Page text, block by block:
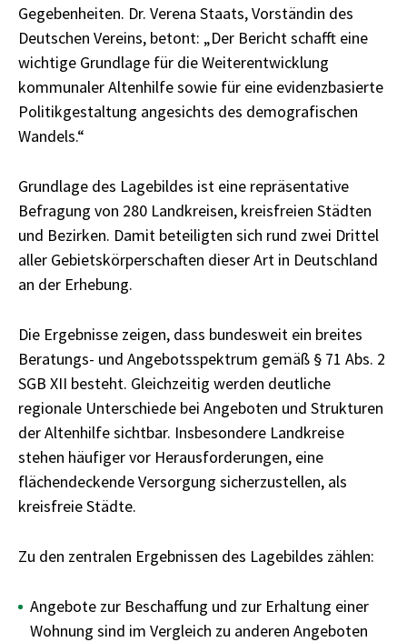
Gegebenheiten. Dr. Verena Staats, Vorständin des
Deutschen Vereins, betont: „Der Bericht schafft eine
wichtige Grundlage für die Weiterentwicklung
kommunaler Altenhilfe sowie für eine evidenzbasierte
Politikgestaltung angesichts des demografischen
Wandels.“
Grundlage des Lagebildes ist eine repräsentative
Befragung von 280 Landkreisen, kreisfreien Städten
und Bezirken. Damit beteiligten sich rund zwei Drittel
aller Gebietskörperschaften dieser Art in Deutschland
an der Erhebung.
Die Ergebnisse zeigen, dass bundesweit ein breites
Beratungs- und Angebotsspektrum gemäß § 71 Abs. 2
SGB XII besteht. Gleichzeitig werden deutliche
regionale Unterschiede bei Angeboten und Strukturen
der Altenhilfe sichtbar. Insbesondere Landkreise
stehen häufiger vor Herausforderungen, eine
flächendeckende Versorgung sicherzustellen, als
kreisfreie Städte.
Zu den zentralen Ergebnissen des Lagebildes zählen:
Angebote zur Beschaffung und zur Erhaltung einer
Wohnung sind im Vergleich zu anderen Angeboten